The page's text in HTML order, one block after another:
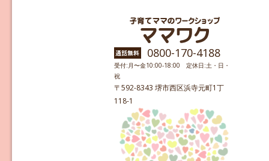
0800-170-4188
受付:月〜金10:00-18:00 定休日:土・日・
祝
〒592-8343 堺市西区浜寺元町1丁
118-1